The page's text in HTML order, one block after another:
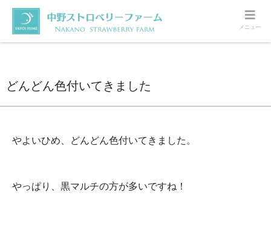
ホーム いちご どんどん色付いてきました
どんどん色付いてきました
やよいひめ、どんどん色付いてきました。
やっぱり、黒マルチの方が多いですね！
メニュー